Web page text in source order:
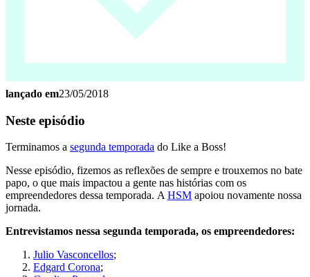
lançado em23/05/2018
Neste episódio
Terminamos a segunda temporada do Like a Boss!
Nesse episódio, fizemos as reflexões de sempre e trouxemos no bate
papo, o que mais impactou a gente nas histórias com os
empreendedores dessa temporada. A HSM apoiou novamente nossa
jornada.
Entrevistamos nessa segunda temporada, os empreendedores:
Julio Vasconcellos;
Edgard Corona;